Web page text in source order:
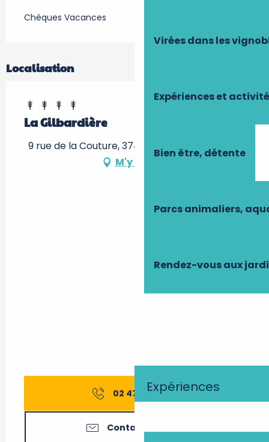
Virées dans les
Expériences et
Bien être, détente
Parcs animaliers,
Rendez-vous aux
Expériences
Chèques Vacances
Localisation
La Gilbardière
9 rue de la Couture, 37420 Savigny-en-Véron
M'y rendre
02 47 27 56▒▒
Contactez-nous